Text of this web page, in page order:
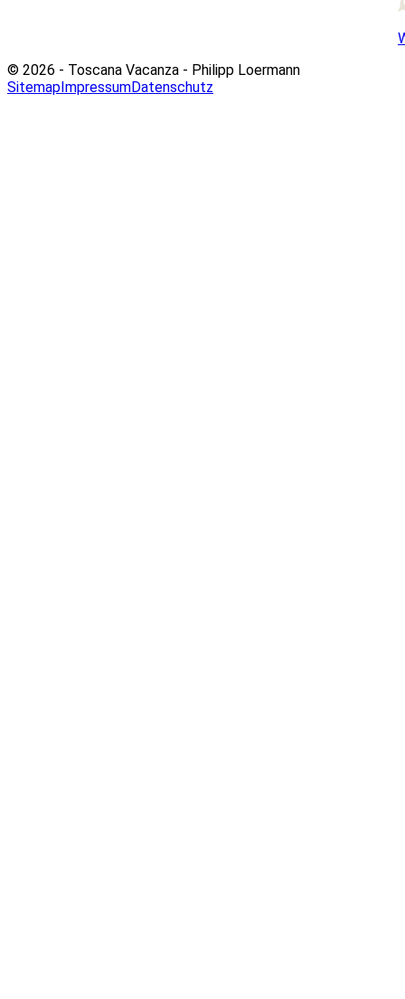
© 2026 - Toscana Vacanza - Philipp Loermann
SitemapImpressumDatenschutz